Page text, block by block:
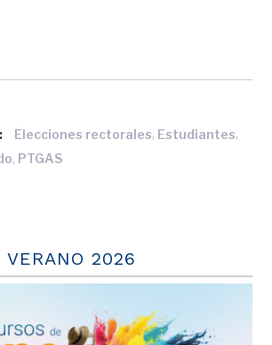
Elecciones rectorales, Estudiantes,
, PTGAS
VERANO 2026